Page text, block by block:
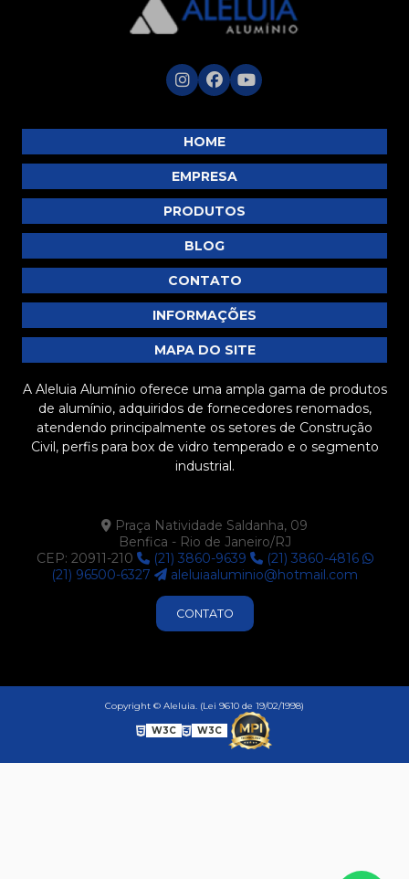
MP395
MP396
MP397
MP404
MP409
MP415
HOME
EMPRESA
PRODUTOS
BLOG
CONTATO
INFORMAÇÕES
MAPA DO SITE
A Aleluia Alumínio oferece uma ampla gama de produtos
de alumínio, adquiridos de fornecedores renomados,
atendendo principalmente os setores de Construção
Civil, perfis para box de vidro temperado e o segmento
industrial.
Praça Natividade Saldanha, 09
Benfica - Rio de Janeiro/RJ
CEP: 20911-210
(21) 3860-9639
(21) 3860-4816
(21) 96500-6327
aleluiaaluminio@hotmail.com
CONTATO
Copyright © Aleluia. (Lei 9610 de 19/02/1998)
W3C W3C